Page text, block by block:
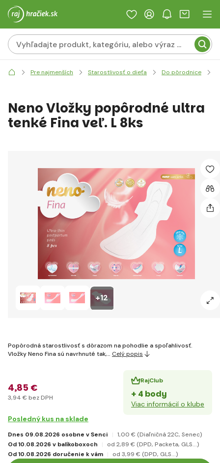
Pre najmenších Starostlivosť o dieťa Do pôrodnice
+12
Neno Vložky popôrodné ultra
tenké Fina veľ. L 8ks
Popôrodná starostlivosť s dôrazom na pohodlie a spoľahlivosť.
Vložky Neno Fina sú navrhnuté tak,… Celý popis
4,85 €
3,94 € bez DPH
RajClub
+ 4 body
Viac informácií o klube
Posledný kus na sklade
Dnes 09.08.2026 osobne v Senci 1,00 € (Diaľničná 22C, Senec)
Od 10.08.2026 v balíkoboxoch
od 2,89 € (DPD, Packeta, GLS...)
Od 10.08.2026 doručenie k vám
od 3,99 € (DPD, GLS...)